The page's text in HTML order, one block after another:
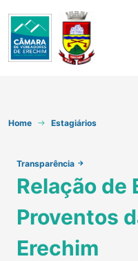
Home Estagiários
Transparência
Relação de
Proventos
Erechim